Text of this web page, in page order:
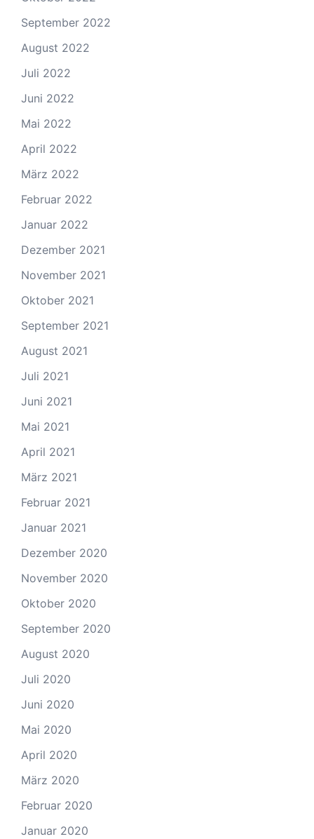
September 2022
August 2022
Juli 2022
Juni 2022
Mai 2022
April 2022
März 2022
Februar 2022
Januar 2022
Dezember 2021
November 2021
Oktober 2021
September 2021
August 2021
Juli 2021
Juni 2021
Mai 2021
April 2021
März 2021
Februar 2021
Januar 2021
Dezember 2020
November 2020
Oktober 2020
September 2020
August 2020
Juli 2020
Juni 2020
Mai 2020
April 2020
März 2020
Februar 2020
Januar 2020